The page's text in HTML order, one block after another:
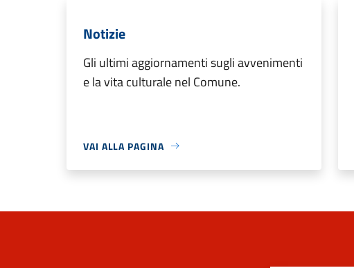
Notizie
Gli ultimi aggiornamenti sugli avvenimenti
e la vita culturale nel Comune.
VAI ALLA PAGINA